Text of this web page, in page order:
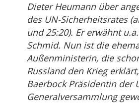
Dieter Heumann über
des UN-Sicherheitsrates
und 25:20). Er erwähnt
Schmid. Nun ist die
Außenministerin, die
Russland den Krieg
Baerbock Präsidentin der
Generalversammlung